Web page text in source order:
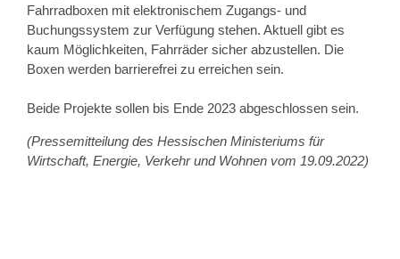
Fahrradboxen mit elektronischem Zugangs- und
Buchungssystem zur Verfügung stehen. Aktuell gibt es
kaum Möglichkeiten, Fahrräder sicher abzustellen. Die
Boxen werden barrierefrei zu erreichen sein.
Beide Projekte sollen bis Ende 2023 abgeschlossen sein.
(Pressemitteilung des Hessischen Ministeriums für
Wirtschaft, Energie, Verkehr und Wohnen vom 19.09.2022)